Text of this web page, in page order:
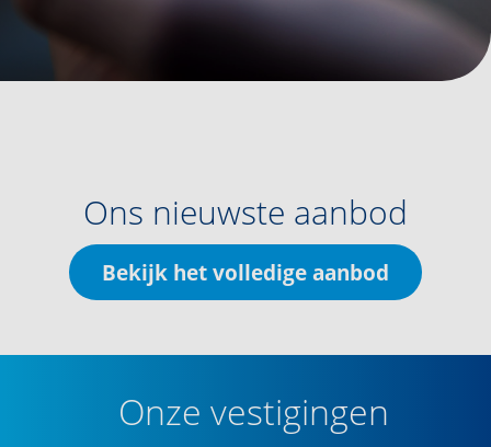
Ons nieuwste aanbod
Bekijk het volledige aanbod
Onze vestigingen